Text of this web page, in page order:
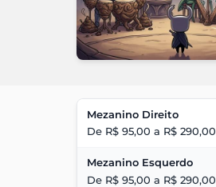
Mezanino Direito
De R$ 95,00 a R$ 290,00
Mezanino Esquerdo
De R$ 95,00 a R$ 290,00